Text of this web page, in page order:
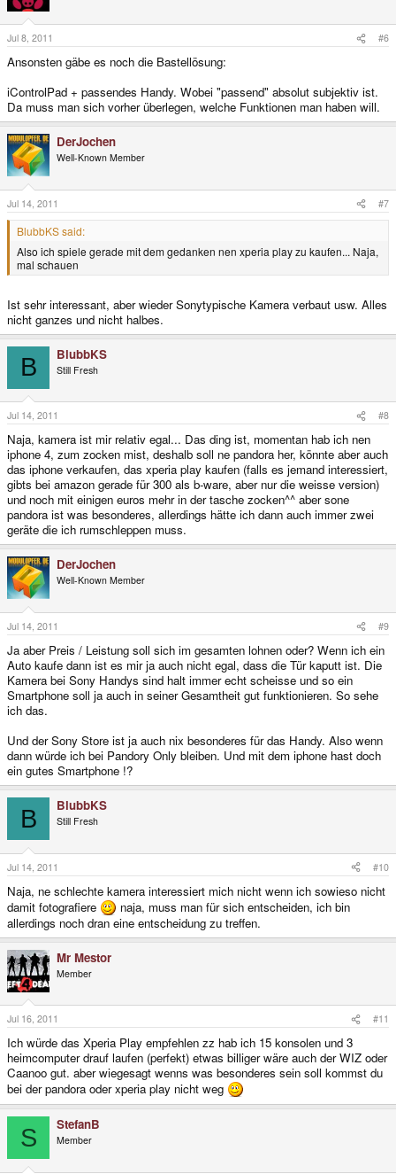
Jul 8, 2011 #6
Ansonsten gäbe es noch die Bastellösung:
iControlPad + passendes Handy. Wobei "passend" absolut subjektiv ist.
Da muss man sich vorher überlegen, welche Funktionen man haben will.
DerJochen
Well-Known Member
Jul 14, 2011 #7
BlubbKS said:
Also ich spiele gerade mit dem gedanken nen xperia play zu kaufen... Naja,
mal schauen
Ist sehr interessant, aber wieder Sonytypische Kamera verbaut usw. Alles
nicht ganzes und nicht halbes.
B BlubbKS
Still Fresh
Jul 14, 2011 #8
Naja, kamera ist mir relativ egal... Das ding ist, momentan hab ich nen
iphone 4, zum zocken mist, deshalb soll ne pandora her, könnte aber auch
das iphone verkaufen, das xperia play kaufen (falls es jemand interessiert,
gibts bei amazon gerade für 300 als b-ware, aber nur die weisse version)
und noch mit einigen euros mehr in der tasche zocken^^ aber sone
pandora ist was besonderes, allerdings hätte ich dann auch immer zwei
geräte die ich rumschleppen muss.
DerJochen
Well-Known Member
Jul 14, 2011 #9
Ja aber Preis / Leistung soll sich im gesamten lohnen oder? Wenn ich ein
Auto kaufe dann ist es mir ja auch nicht egal, dass die Tür kaputt ist. Die
Kamera bei Sony Handys sind halt immer echt scheisse und so ein
Smartphone soll ja auch in seiner Gesamtheit gut funktionieren. So sehe
ich das.
Und der Sony Store ist ja auch nix besonderes für das Handy. Also wenn
dann würde ich bei Pandory Only bleiben. Und mit dem iphone hast doch
ein gutes Smartphone !?
B BlubbKS
Still Fresh
Jul 14, 2011 #10
Naja, ne schlechte kamera interessiert mich nicht wenn ich sowieso nicht
damit fotografiere
naja, muss man für sich entscheiden, ich bin
allerdings noch dran eine entscheidung zu treffen.
Mr Mestor
Member
Jul 16, 2011 #11
Ich würde das Xperia Play empfehlen zz hab ich 15 konsolen und 3
heimcomputer drauf laufen (perfekt) etwas billiger wäre auch der WIZ oder
Caanoo gut. aber wiegesagt wenns was besonderes sein soll kommst du
bei der pandora oder xperia play nicht weg
S StefanB
Member